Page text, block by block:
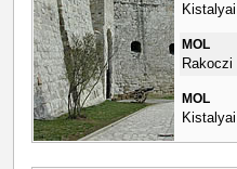
MOL
Rakoczi
MOL